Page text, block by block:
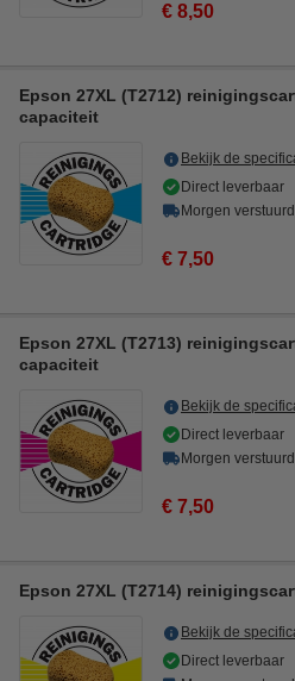
€ 8,50
Epson 27XL (T2712)
capaciteit
Bekijk de
Direct leverbaar
Morgen verstuurd
€ 7,50
Epson 27XL (T2713)
capaciteit
Bekijk de
Direct leverbaar
Morgen verstuurd
€ 7,50
Epson 27XL (T2714)
Bekijk de
Direct leverbaar